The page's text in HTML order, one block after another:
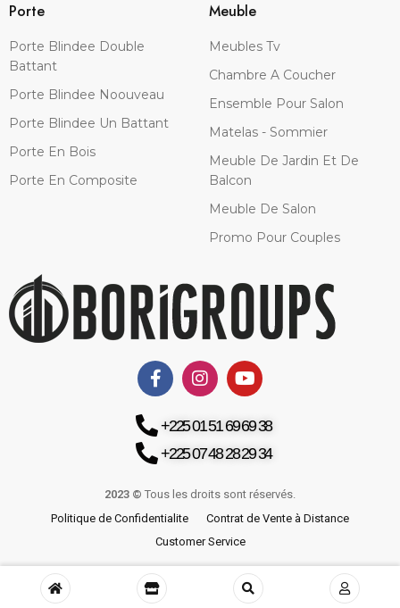
Porte
Porte Blindee Double
Battant
Porte Blindee Noouveau
Porte Blindee Un Battant
Porte En Bois
Porte En Composite
Meuble
Meubles Tv
Chambre A Coucher
Ensemble Pour Salon
Matelas - Sommier
Meuble De Jardin Et De
Balcon
Meuble De Salon
Promo Pour Couples
+225 01 51 69 69 38
+225 07 48 28 29 34
2023 © Tous les droits sont réservés.
Politique de Confidentialite
Contrat de Vente à Distance
Customer Service